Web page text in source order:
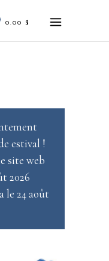
0.00 $
estival !
site web
2026
le 24 août